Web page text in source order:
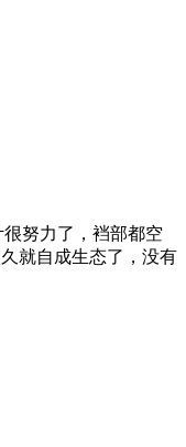
努力了，裆部都空
就自成生态了，没有